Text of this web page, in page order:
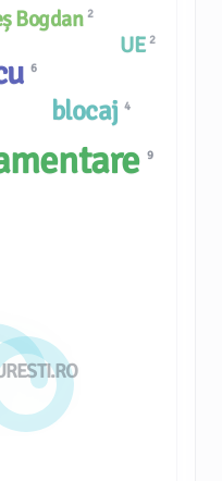
Bogdan 2
6
UE 2
blocaj 4
9